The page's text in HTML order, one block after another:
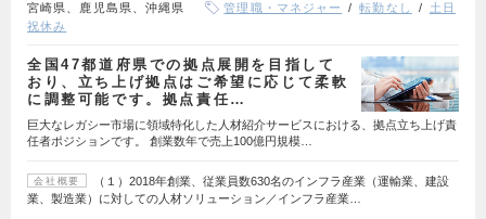
宮崎県、鹿児島県、沖縄県
管理職・マネジャー 転勤なし
土日
祝休み
全国47都道府県での拠点展開を目指して
おり、立ち上げ拠点はご希望に応じて柔軟
に調整可能です。拠点責任…
巨大なレガシー市場に領域特化した人材紹介サービスにおける、拠点立ち上げ責
任者ポジションです。 創業数年で売上100億円規模…
会社概要
（１）2018年創業、従業員数630名のインフラ産業（運輸業、建設
業、製造業）に対しての人材ソリューション／インフラ産業…